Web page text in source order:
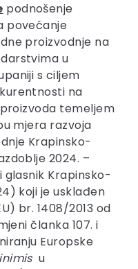
podnošenje
povećanje
proizvodnje na
u
s ciljem
na
temeljem
mjera razvoja
Krapinsko-
2024. –
glasnik Krapinsko-
koji je usklađen
br. 1408/2013 od
članka 107. i
Europske
u